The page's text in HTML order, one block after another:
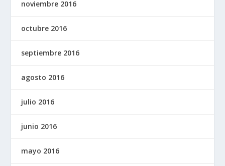
noviembre 2016
octubre 2016
septiembre 2016
agosto 2016
julio 2016
junio 2016
mayo 2016